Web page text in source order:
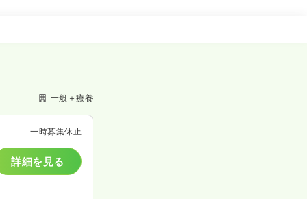
一般＋療養
一時募集休止
詳細を見る